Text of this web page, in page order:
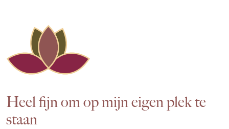
Heel fijn om op mijn eigen plek te
staan